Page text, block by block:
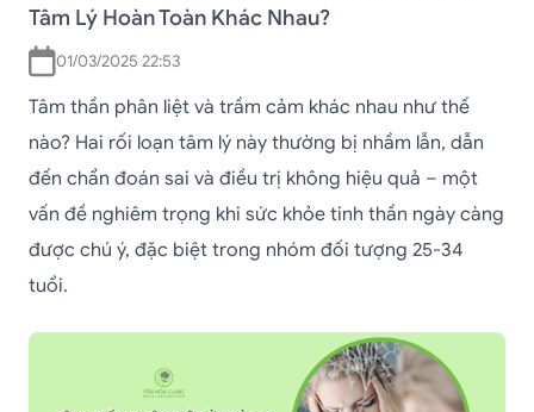
Tâm Lý Hoàn Toàn Khác Nhau?
01/03/2025 22:53
Tâm thần phân liệt và trầm cảm khác nhau như thế
nào? Hai rối loạn tâm lý này thường bị nhầm lẫn, dẫn
đến chẩn đoán sai và điều trị không hiệu quả – một
vấn đề nghiêm trọng khi sức khỏe tinh thần ngày càng
được chú ý, đặc biệt trong nhóm đối tượng 25-34
tuổi.